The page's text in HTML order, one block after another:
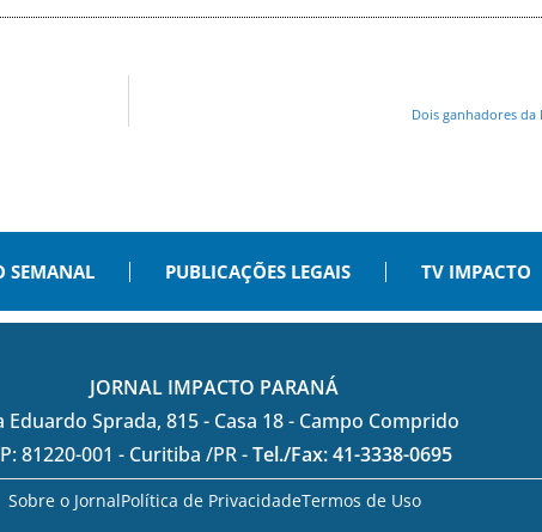
Dois ganhadores da
SEMANAL PUBLICAÇÕES LEGAIS TV IMPACTO
JORNAL IMPACTO PARANÁ
Eduardo Sprada, 815 - Casa 18 - Campo Comprido
81220-001 - Curitiba /PR -Tel./Fax: 41-3338-0695
Sobre o JornalPolítica de PrivacidadeTermos de Uso